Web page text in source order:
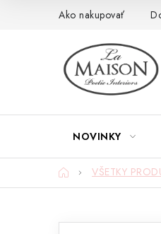
Ako nakupovať
NOVINKY
DomovVŠETKY